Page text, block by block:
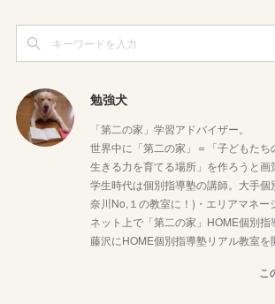
勉強犬
「第二の家」学習アドバイザー。
世界中に「第二の家」＝「子どもたち
生きる力を育てる場所」を作ろうと画
学生時代は個別指導塾の講師。大手
奈川No,１の教室に！)・エリアマネ
ネット上で「第二の家」HOME個別
藤沢にHOME個別指導塾リアル教室を
こ